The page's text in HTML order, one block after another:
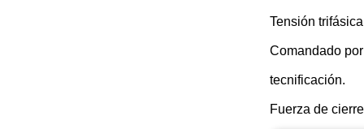
Tensión
Comandado
tecnificación.
Fuerza de